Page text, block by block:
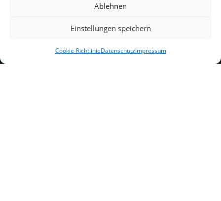
Ablehnen
Einstellungen speichern
Cookie-RichtlinieDatenschutzImpressum